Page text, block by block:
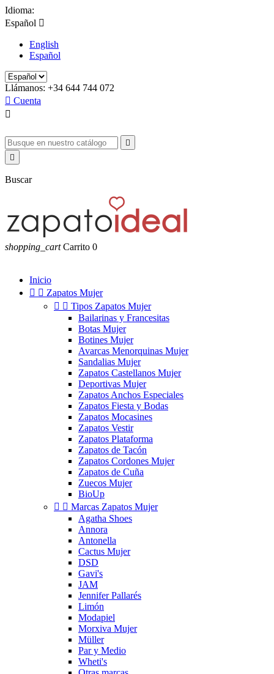
Idioma:
Español 
English
Español
Llámanos: +34 644 744 072
 Cuenta



Buscar
shopping_cart Carrito 0
Inicio
  Zapatos Mujer
  Tipos Zapatos Mujer
Bailarinas y Francesitas
Botas Mujer
Botines Mujer
Avarcas Menorquinas Mujer
Sandalias Mujer
Zapatos Castellanos Mujer
Deportivas Mujer
Zapatos Anchos Especiales
Zapatos Fiesta y Bodas
Zapatos Mocasines
Zapatos Vestir
Zapatos Plataforma
Zapatos de Tacón
Zapatos Cordones Mujer
Zapatos de Cuña
Zuecos Mujer
BioUp
  Marcas Zapatos Mujer
Agatha Shoes
Annora
Antonella
Cactus Mujer
DSD
Gavi's
JAM
Jennifer Pallarés
Limón
Modapiel
Morxiva Mujer
Müller
Par y Medio
Wheti's